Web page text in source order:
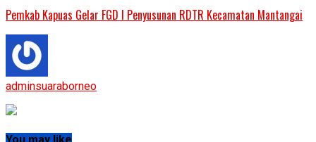
Pemkab Kapuas Gelar FGD I Penyusunan RDTR Kecamatan Mantangai
adminsuaraborneo